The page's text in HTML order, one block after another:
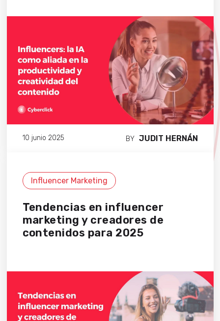
10 junio 2025 BY JUDIT HERNÁN
Influencer Marketing
Tendencias en influencer
marketing y creadores de
contenidos para 2025